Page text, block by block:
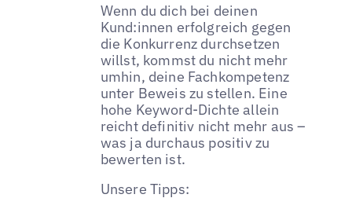
Wenn du dich bei deinen
Kund:innen erfolgreich gegen
die Konkurrenz durchsetzen
willst, kommst du nicht mehr
umhin, deine Fachkompetenz
unter Beweis zu stellen. Eine
hohe Keyword-Dichte allein
reicht definitiv nicht mehr aus –
was ja durchaus positiv zu
bewerten ist.
Unsere Tipps: